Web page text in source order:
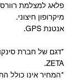
פלאג למצלמת
מיקרופון חיצוני.
אנטנת GPS.
ZETA.
*המחיר אינו כולל